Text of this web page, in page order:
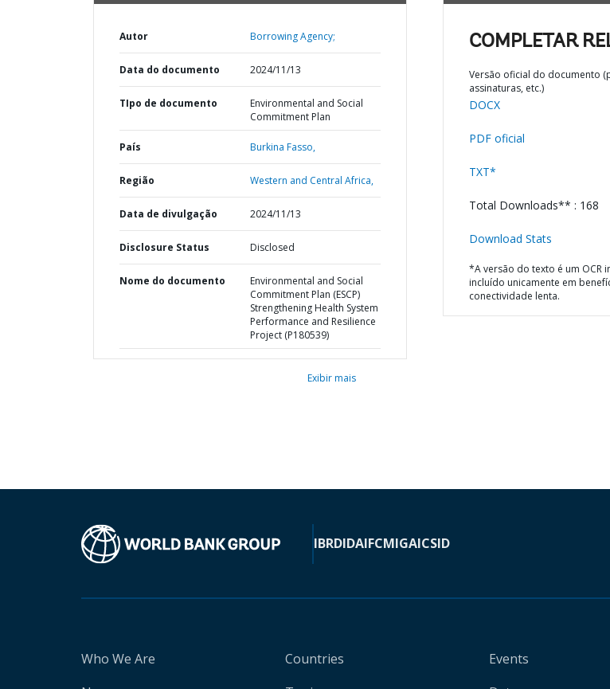
Autor Borrowing Agency;
Data do documento 2024/11/13
TIpo de documento
Environmental and Social
Commitment Plan
País Burkina Fasso,
Região Western and Central Africa,
Data de divulgação 2024/11/13
Disclosure Status Disclosed
Nome do documento
Environmental and Social
Commitment Plan (ESCP)
Strengthening Health System
Performance and Resilience
Project (P180539)
Exibir mais
COMPLETAR
Versão oficial do documento
assinaturas, etc.)
DOCX
PDF oficial
TXT*
Total Downloads** : 168
Download Stats
*A versão do texto é um OCR
incluído unicamente em
conectividade lenta.
IBRDIDAIFCMIGAICSID
Who We Are
Countries
Events